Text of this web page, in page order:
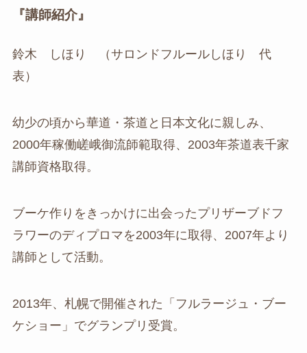
『講師紹介』
鈴木 しほり （サロンドフルールしほり 代
表）
幼少の頃から華道・茶道と日本文化に親しみ、
2000年稼働嵯峨御流師範取得、2003年茶道表千家
講師資格取得。
ブーケ作りをきっかけに出会ったプリザーブドフ
ラワーのディプロマを2003年に取得、2007年より
講師として活動。
2013年、札幌で開催された「フルラージュ・ブー
ケショー」でグランプリ受賞。